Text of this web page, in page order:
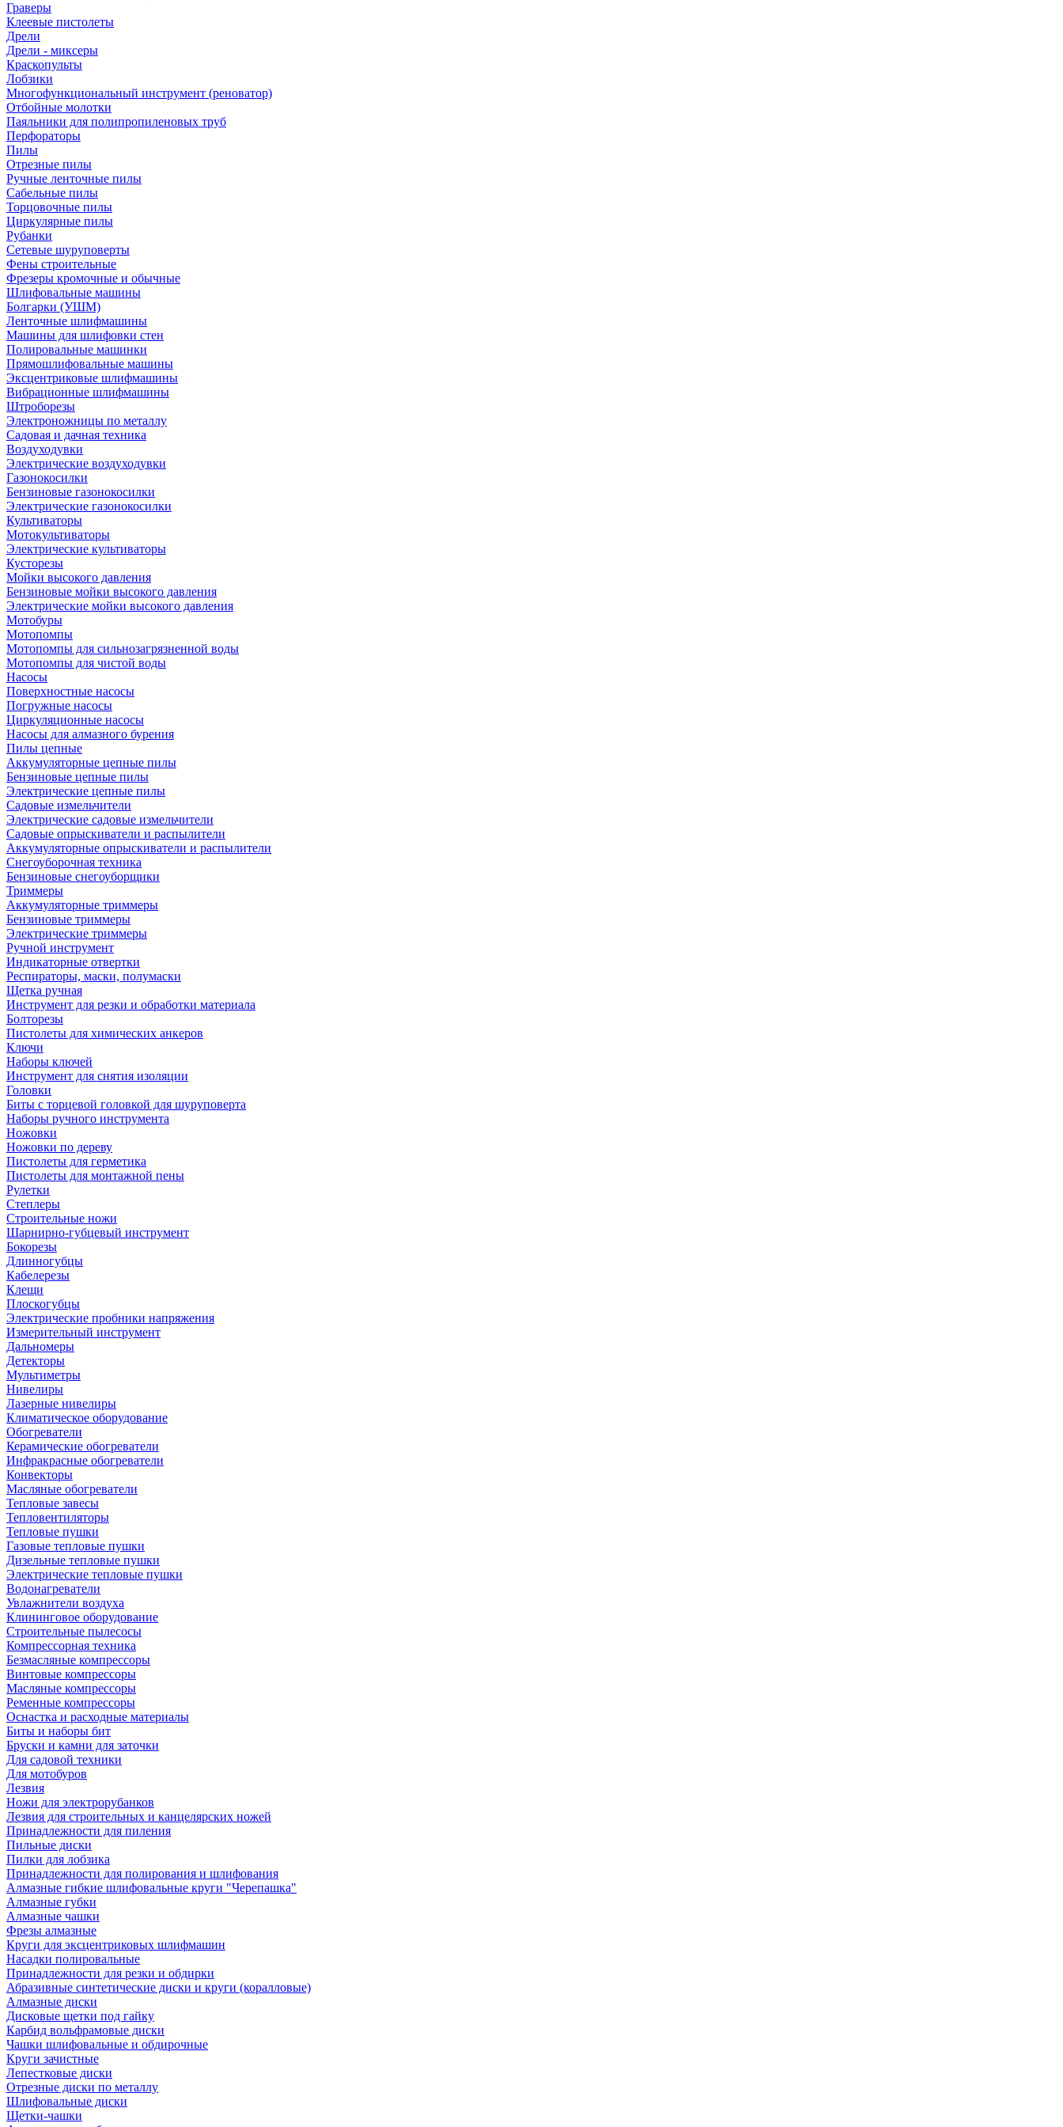
Граверы
Клеевые пистолеты
Дрели
Дрели - миксеры
Краскопульты
Лобзики
Многофункциональный инструмент (реноватор)
Отбойные молотки
Паяльники для полипропиленовых труб
Перфораторы
Пилы
Отрезные пилы
Ручные ленточные пилы
Сабельные пилы
Торцовочные пилы
Циркулярные пилы
Рубанки
Сетевые шуруповерты
Фены строительные
Фрезеры кромочные и обычные
Шлифовальные машины
Болгарки (УШМ)
Ленточные шлифмашины
Машины для шлифовки стен
Полировальные машинки
Прямошлифовальные машины
Эксцентриковые шлифмашины
Вибрационные шлифмашины
Штроборезы
Электроножницы по металлу
Садовая и дачная техника
Воздуходувки
Электрические воздуходувки
Газонокосилки
Бензиновые газонокосилки
Электрические газонокосилки
Культиваторы
Мотокультиваторы
Электрические культиваторы
Кусторезы
Мойки высокого давления
Бензиновые мойки высокого давления
Электрические мойки высокого давления
Мотобуры
Мотопомпы
Мотопомпы для сильнозагрязненной воды
Мотопомпы для чистой воды
Насосы
Поверхностные насосы
Погружные насосы
Циркуляционные насосы
Насосы для алмазного бурения
Пилы цепные
Аккумуляторные цепные пилы
Бензиновые цепные пилы
Электрические цепные пилы
Садовые измельчители
Электрические садовые измельчители
Садовые опрыскиватели и распылители
Аккумуляторные опрыскиватели и распылители
Снегоуборочная техника
Бензиновые снегоуборщики
Триммеры
Аккумуляторные триммеры
Бензиновые триммеры
Электрические триммеры
Ручной инструмент
Индикаторные отвертки
Респираторы, маски, полумаски
Щетка ручная
Инструмент для резки и обработки материала
Болторезы
Пистолеты для химических анкеров
Ключи
Наборы ключей
Инструмент для снятия изоляции
Головки
Биты с торцевой головкой для шуруповерта
Наборы ручного инструмента
Ножовки
Ножовки по дереву
Пистолеты для герметика
Пистолеты для монтажной пены
Рулетки
Степлеры
Строительные ножи
Шарнирно-губцевый инструмент
Бокорезы
Длинногубцы
Кабелерезы
Клещи
Плоскогубцы
Электрические пробники напряжения
Измерительный инструмент
Дальномеры
Детекторы
Мультиметры
Нивелиры
Лазерные нивелиры
Климатическое оборудование
Обогреватели
Керамические обогреватели
Инфракрасные обогреватели
Конвекторы
Масляные обогреватели
Тепловые завесы
Тепловентиляторы
Тепловые пушки
Газовые тепловые пушки
Дизельные тепловые пушки
Электрические тепловые пушки
Водонагреватели
Увлажнители воздуха
Клининговое оборудование
Строительные пылесосы
Компрессорная техника
Безмасляные компрессоры
Винтовые компрессоры
Масляные компрессоры
Ременные компрессоры
Оснастка и расходные материалы
Биты и наборы бит
Бруски и камни для заточки
Для садовой техники
Для мотобуров
Лезвия
Ножи для электрорубанков
Лезвия для строительных и канцелярских ножей
Принадлежности для пиления
Пильные диски
Пилки для лобзика
Принадлежности для полирования и шлифования
Алмазные гибкие шлифовальные круги "Черепашка"
Алмазные губки
Алмазные чашки
Фрезы алмазные
Круги для эксцентриковых шлифмашин
Насадки полировальные
Принадлежности для резки и обдирки
Абразивные синтетические диски и круги (коралловые)
Алмазные диски
Дисковые щетки под гайку
Карбид вольфрамовые диски
Чашки шлифовальные и обдирочные
Круги зачистные
Лепестковые диски
Отрезные диски по металлу
Шлифовальные диски
Щетки-чашки